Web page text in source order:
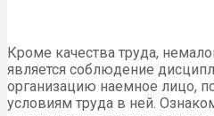
Кроме качества труда,
является соблюдение
организацию наемное лицо,
условиям труда в ней.